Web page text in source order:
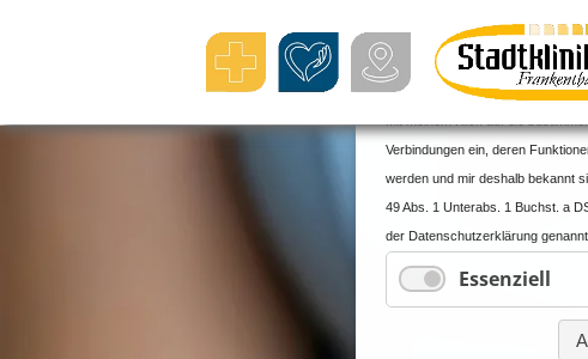
Cookie- und
Verbindungen ein, deren
werden und mir deshalb bekannt
49 Abs. 1 Unterabs. 1 Buchst. a
der Datenschutzerklärung
Angemessenheitsbeschluss der
Angemessenheitsbeschluss
erhebliche Risiken und keine
Executive Order EO12333 und
Essenziell